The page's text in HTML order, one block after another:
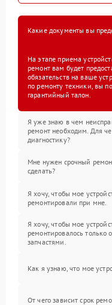
Какие документы вы
На этапе приема
ремонт вам будет
обязательств на ваше
по ремонту техники, вы
гарантийный талон.
Я уже знаю в чем
ремонт необходим. Для
диагностику?
Мне нужен срочный
сделать?
Я хочу, чтобы мое
ремонтировали при мне.
Я хочу, чтобы мое
ремонтировалось только
запчастями.
Как я узнаю, что мое
От чего зависит срок